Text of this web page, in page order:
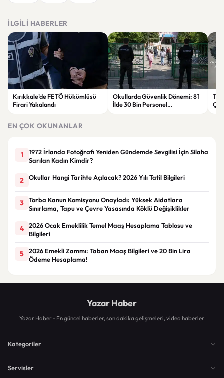
İLGILI HABERLER
Kırıkkale’de FETÖ Hükümlüsü
Firari Yakalandı
Okullarda Güvenlik Dönemi: 81
İlde 30 Bin Personel
EN ÇOK OKUNANLAR
1
1972 İrlanda Fotoğrafı Yeniden Gündemde Sevgilisi İçin Silaha
Sarılan Kadın Kimdir?
2 Okullar Hangi Tarihte Açılacak? 2026 Yılı Tatil Bilgileri
3
Torba Kanun Komisyonu Onayladı: Yüksek Aidatlara
Sınırlama, Tapu ve Çevre Yasasında Köklü Değişiklikler
4
2026 Ocak Emeklilik Temel Maaş Hesaplama Tablosu ve
Bilgileri
5
2026 Emekli Zammı: Taban Maaş Bilgileri ve 20 Bin Lira
Ödeme Hesaplama!
Yazar Haber
Yazar Haber - En güncel haberler, son dakika gelişmeleri, video haberler
Kategoriler
Servisler